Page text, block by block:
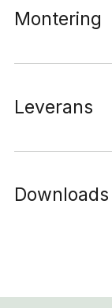
Montering
Leverans
Downloads